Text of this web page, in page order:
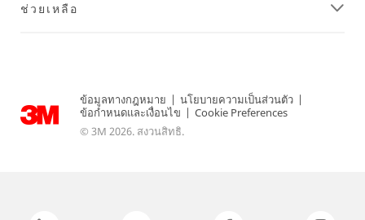
ช่วยเหลือ
ข้อมูลทางกฎหมาย | นโยบายความเป็นส่วนตัว |
ข้อกำหนดและเงื่อนไข | Cookie Preferences
© 3M 2026. สงวนสิทธิ.